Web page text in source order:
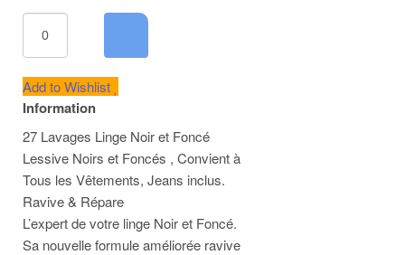
Add to Wishlist
Information
27 Lavages Linge Noir et Foncé
Lessive Noirs et Foncés , Convient à
Tous les Vêtements, Jeans inclus.
Ravive & Répare
L’expert de votre linge Noir et Foncé.
Sa nouvelle formule améliorée ravive